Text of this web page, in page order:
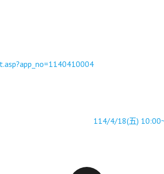
114/4/18(五)